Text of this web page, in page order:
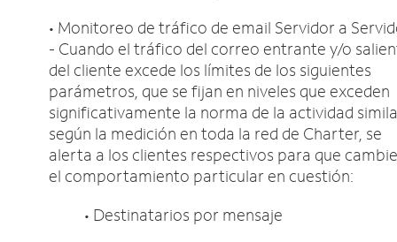
• Monitoreo de tráfico de email Servidor a
- Cuando el tráfico del correo entrante y/o
del cliente excede los límites de los siguientes
parámetros, que se fijan en niveles que exceden
significativamente la norma de la actividad
según la medición en toda la red de Charter, se
alerta a los clientes respectivos para que
el comportamiento particular en cuestión:
• Destinatarios por mensaje